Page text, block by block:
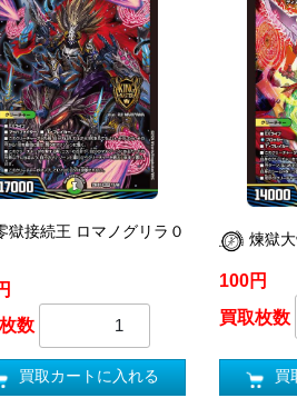
獄接続王 ロマノグリラ０
円
数
買取カートに入れる
煉獄
100円
買取枚数
買